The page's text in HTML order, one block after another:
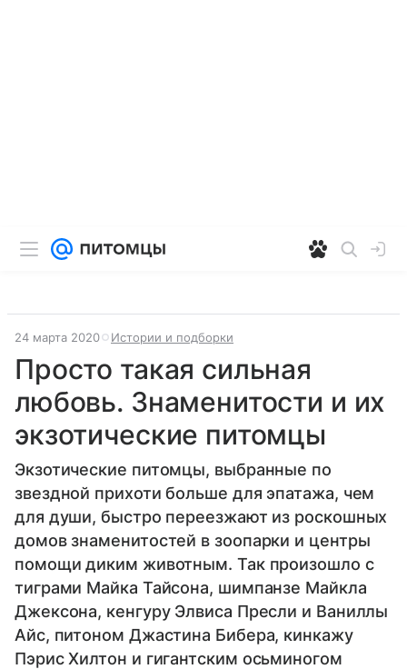
24 марта 2020 Истории и подборки
Просто такая сильная
любовь. Знаменитости и их
экзотические питомцы
Экзотические питомцы, выбранные по
звездной прихоти больше для эпатажа, чем
для души, быстро переезжают из роскошных
домов знаменитостей в зоопарки и центры
помощи диким животным. Так произошло с
тиграми Майка Тайсона, шимпанзе Майкла
Джексона, кенгуру Элвиса Пресли и Ваниллы
Айс, питоном Джастина Бибера, кинкажу
Пэрис Хилтон и гигантским осьминогом